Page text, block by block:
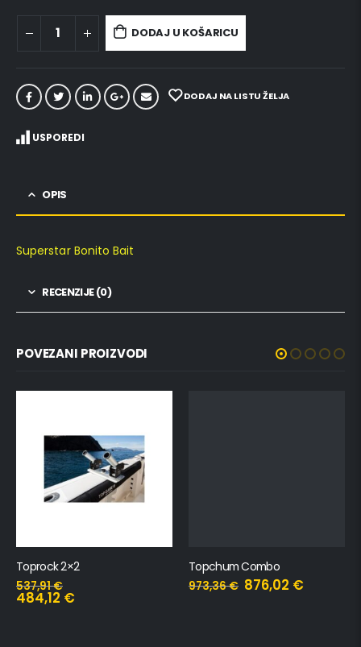
DODAJ U KOŠARICU
DODAJ NA LISTU ŽELJA
USPOREDI
OPIS
Superstar Bonito Bait
RECENZIJE (0)
POVEZANI PROIZVODI
Toprock 2×2
537,91€
484,12 €
Topchum Combo
973,36€ 876,02 €